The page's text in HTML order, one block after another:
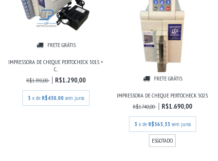
FRETE GRÁTIS
IMPRESSORA DE CHEQUE PERTOCHECK 501S +
C...
R$1.390,00
R$1.290,00
3 x de R$430,00 sem juros
FRETE GRÁTIS
IMPRESSORA DE CHEQUE PERTOCHECK 502S
R$1.740,00
R$1.690,00
3 x de R$563,33 sem juros
ESGOTADO